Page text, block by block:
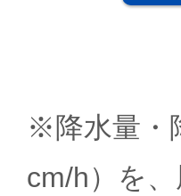
※降水量・
cm/h）を